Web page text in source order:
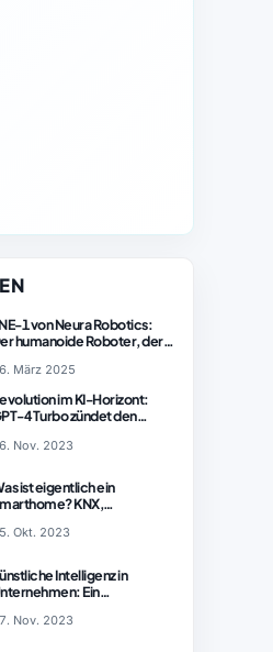
1 von Neura Robotics:
humanoide Roboter, der
könnte
März 2025
im KI-Horizont:
4 Turbo zündet den
Revolution!
Nov. 2023
ist eigentlich ein
KNX,
Okt. 2023
Intelligenz in
Ein
Nov. 2023